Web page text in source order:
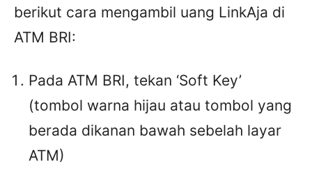
berikut cara mengambil uang LinkAja di
ATM BRI:
Pada ATM BRI, tekan ‘Soft Key’
(tombol warna hijau atau tombol yang
berada dikanan bawah sebelah layar
ATM)